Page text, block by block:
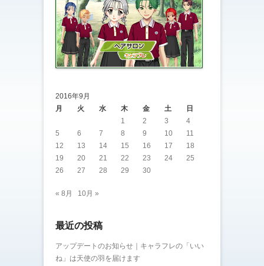
2016年9月
月
火 水 木 金 土
日
1
2 3
4
5
6 7 8 9 10
11
12
13 14 15 16 17
18
19
20 21 22 23 24
25
26
27 28 29 30
« 8月 10月 »
最近の投稿
アップデートのお知らせ｜キャラフレの「いい
ね」は天使の羽を届けます